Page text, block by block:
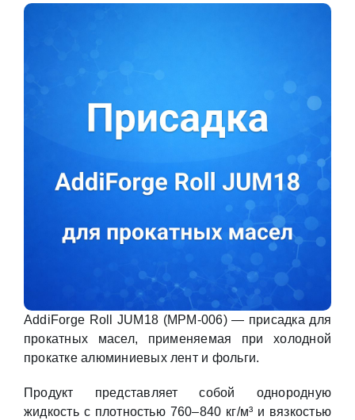
AddiForge Roll JUM18 (MPM-006) — присадка для
прокатных масел, применяемая при холодной
прокатке алюминиевых лент и фольги.
Продукт представляет собой однородную
жидкость с плотностью 760–840 кг/м³ и вязкостью